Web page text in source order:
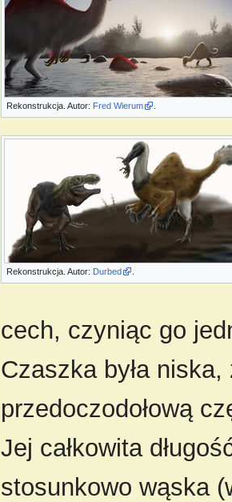
Rekonstrukcja. Autor: Fred Wierum
Rekonstrukcja. Autor: Durbed
cech, czyniąc go
Czaszka była
przedoczodołową
Jej całkowita
stosunkowo wąska